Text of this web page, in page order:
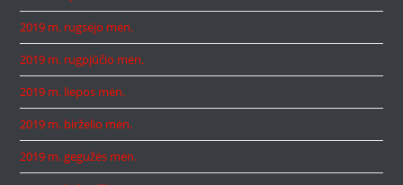
2019 m. rugsėjo mėn.
2019 m. rugpjūčio mėn.
2019 m. liepos mėn.
2019 m. birželio mėn.
2019 m. gegužės mėn.